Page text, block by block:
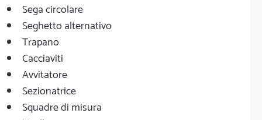
Sega circolare
Seghetto alternativo
Trapano
Cacciaviti
Avvitatore
Sezionatrice
Squadre di misura